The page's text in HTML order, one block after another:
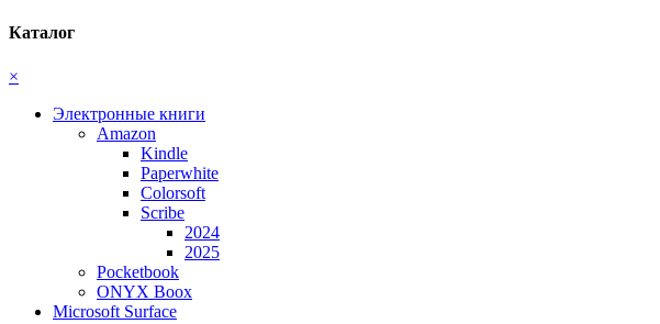
Каталог
×
Электронные книги
Amazon
Kindle
Paperwhite
Colorsoft
Scribe
2024
2025
Pocketbook
ONYX Boox
Microsoft Surface